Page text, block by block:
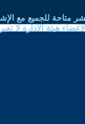
متاحة للجميع مع
هيئة الادارة لا